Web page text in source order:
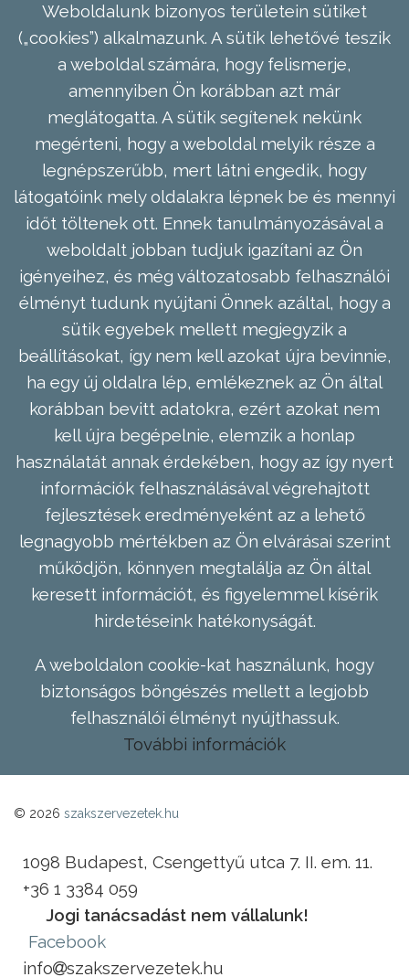
Weboldalunk bizonyos területein sütiket
(„cookies”) alkalmazunk. A sütik lehetővé teszik
a weboldal számára, hogy felismerje,
amennyiben Ön korábban azt már
meglátogatta. A sütik segítenek nekünk
megérteni, hogy a weboldal melyik része a
legnépszerűbb, mert látni engedik, hogy
látogatóink mely oldalakra lépnek be és mennyi
időt töltenek ott. Ennek tanulmányozásával a
weboldalt jobban tudjuk igazítani az Ön
igényeihez, és még változatosabb felhasználói
élményt tudunk nyújtani Önnek azáltal, hogy a
sütik egyebek mellett megjegyzik a
beállításokat, így nem kell azokat újra bevinnie,
ha egy új oldalra lép, emlékeznek az Ön által
korábban bevitt adatokra, ezért azokat nem
kell újra begépelnie, elemzik a honlap
használatát annak érdekében, hogy az így nyert
információk felhasználásával végrehajtott
fejlesztések eredményeként az a lehető
legnagyobb mértékben az Ön elvárásai szerint
működjön, könnyen megtalálja az Ön által
keresett információt, és figyelemmel kísérik
hirdetéseink hatékonyságát.
A weboldalon cookie-kat használunk, hogy
biztonságos böngészés mellett a legjobb
felhasználói élményt nyújthassuk.
További információk
© 2026 szakszervezetek.hu
1098 Budapest, Csengettyű utca 7. II. em. 11.
+36 1 3384 059
Jogi tanácsadást nem vállalunk!
Facebook
info
szakszervezetek.hu